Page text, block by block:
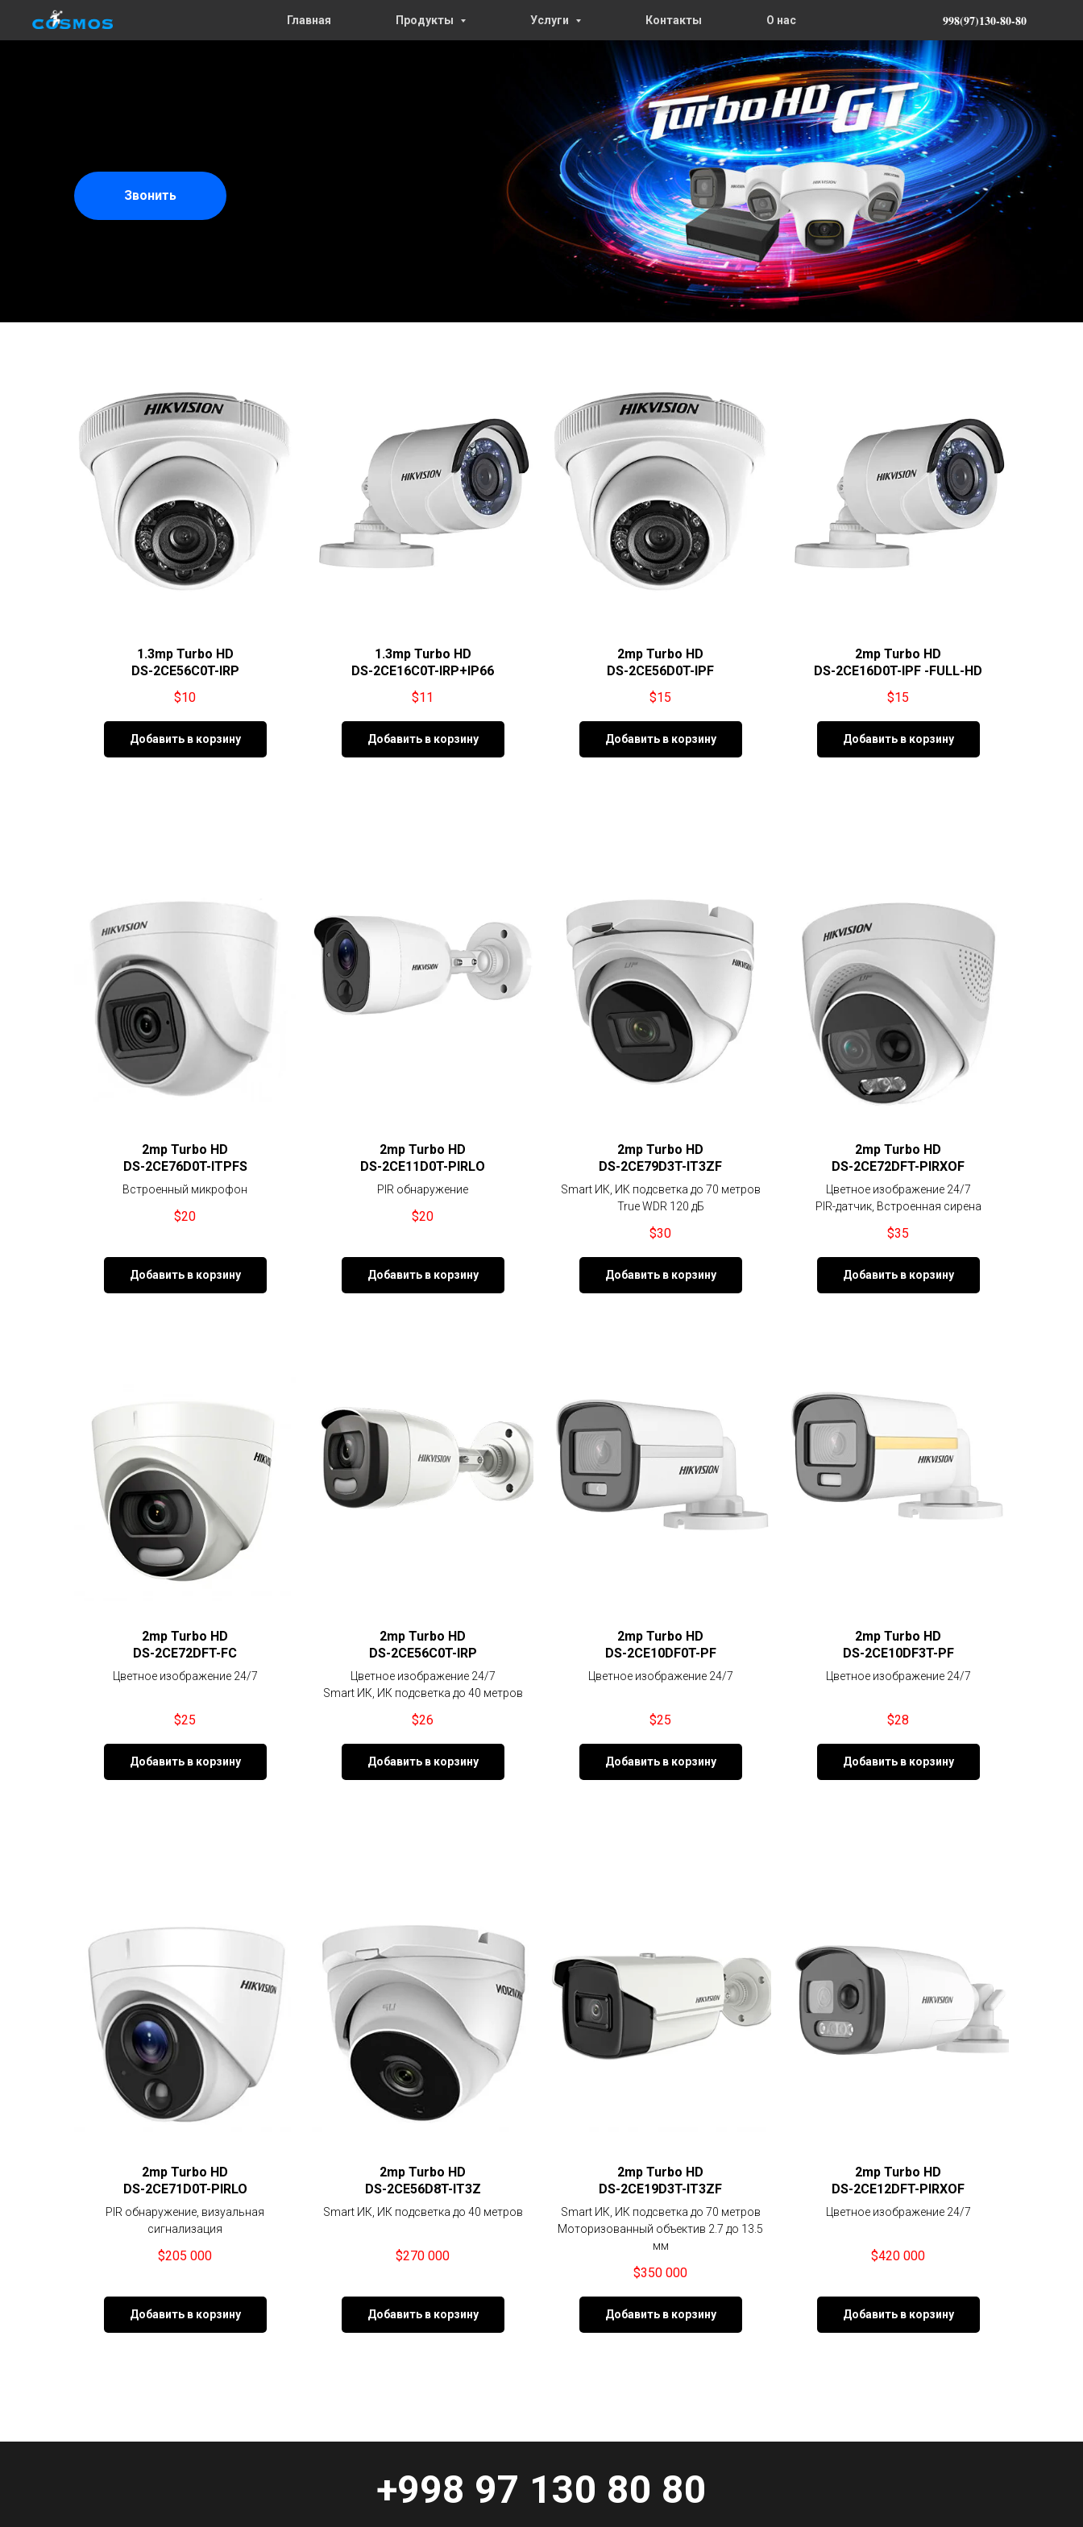
Главная Продукты Услуги Контакты О нас 998(97)130-80-80
Звонить
1.3mp Turbo HD
DS-2CE56C0T-IRP
$10
Добавить в корзину
1.3mp Turbo HD
DS-2CE16C0T-IRP+IP66
$11
Добавить в корзину
2mp Turbo HD
DS-2CE56D0T-IPF
$15
Добавить в корзину
2mp Turbo HD
DS-2CE16D0T-IPF -FULL-HD
$15
Добавить в корзину
2mp Turbo HD
DS-2CE76D0T-ITPFS
Встроенный микрофон
$20
Добавить в корзину
2mp Turbo HD
DS-2CE11D0T-PIRLО
PIR обнаружение
$20
Добавить в корзину
2mp Turbo HD
DS-2CE79D3T-IT3ZF
Smart ИК, ИК подсветка до 70 метров
True WDR 120 дБ
$30
Добавить в корзину
2mp Turbo HD
DS-2CE72DFT-PIRXOF
Цветное изображение 24/7
PIR-датчик, Встроенная сирена
$35
Добавить в корзину
2mp Turbo HD
DS-2CE72DFT-FC
Цветное изображение 24/7
$25
Добавить в корзину
2mp Turbo HD
DS-2CE56C0T-IRP
Цветное изображение 24/7
Smart ИК, ИК подсветка до 40 метров
$26
Добавить в корзину
2mp Turbo HD
DS-2CE10DF0T-PF
Цветное изображение 24/7
$25
Добавить в корзину
2mp Turbo HD
DS-2CE10DF3T-PF
Цветное изображение 24/7
$28
Добавить в корзину
2mp Turbo HD
DS-2CE71D0T-PIRLO
PIR обнаружение, визуальная
сигнализация
$205 000
Добавить в корзину
2mp Turbo HD
DS-2CE56D8T-IT3Z
Smart ИК, ИК подсветка до 40 метров
$270 000
Добавить в корзину
2mp Turbo HD
DS-2CE19D3T-IT3ZF
Smart ИК, ИК подсветка до 70 метров
Моторизованный объектив 2.7 до 13.5
мм
$350 000
Добавить в корзину
2mp Turbo HD
DS-2CE12DFT-PIRXOF
Цветное изображение 24/7
$420 000
Добавить в корзину
+998 97 130 80 80